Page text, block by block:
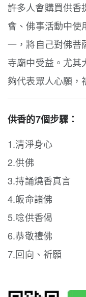
許多人會購買供香
會、佛事活動中使
一，將自己對佛菩
寺廟中受益。 尤其
夠代表眾人心願，
供香的7個步驟：
1.清淨身心
2.供佛
3.持誦燒香真言
4.皈命諸佛
5.唸供香偈
6.恭敬禮佛
7.回向、祈願